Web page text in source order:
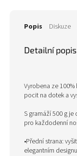
Popis Diskuze
Detailní
Vyrobena ze
pocit na dotek a
S gramáží 500 g
pro každodenní
•Přední strana:
elegantním